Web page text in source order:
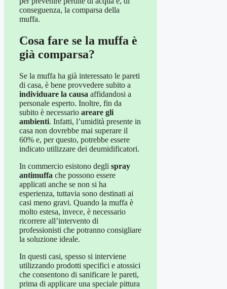
conseguenza, la comparsa della
muffa.
Cosa fare se la muffa è
già comparsa?
Se la muffa ha già interessato le pareti
di casa, è bene provvedere subito a
individuare la causa affidandosi a
personale esperto. Inoltre, fin da
subito è necessario areare gli
ambienti. Infatti, l’umidità presente in
casa non dovrebbe mai superare il
60% e, per questo, potrebbe essere
indicato utilizzare dei deumidificatori.
In commercio esistono degli spray
antimuffa che possono essere
applicati anche se non si ha
esperienza, tuttavia sono destinati ai
casi meno gravi. Quando la muffa è
molto estesa, invece, è necessario
ricorrere all’intervento di
professionisti che potranno consigliare
la soluzione ideale.
In questi casi, spesso si interviene
utilizzando prodotti specifici e atossici
che consentono di sanificare le pareti,
prima di applicare una speciale pittura